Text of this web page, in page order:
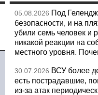
05.08.2026 Под
безопасности, и на
убили семь человек и
никакой реакции на
местного уровня.
30.07.2026 ВСУ более
есть пострадавшие,
из-за атак